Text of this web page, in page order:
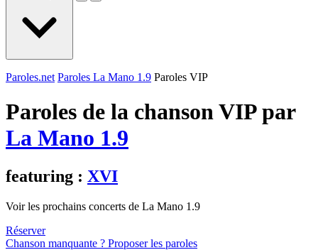
Paroles.net Paroles La Mano 1.9 Paroles VIP
Paroles de la chanson VIP par
La Mano 1.9
featuring : XVI
Voir les prochains concerts de La Mano 1.9
Réserver
Chanson manquante ? Proposer les paroles